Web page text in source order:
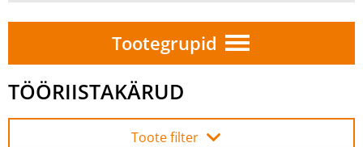
Tootegrupid
TÖÖRIISTAKÄRUD
Toote filter